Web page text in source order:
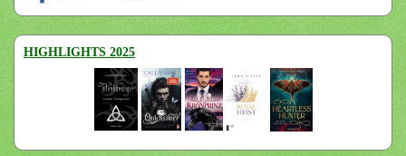
HIGHLIGHTS 2025